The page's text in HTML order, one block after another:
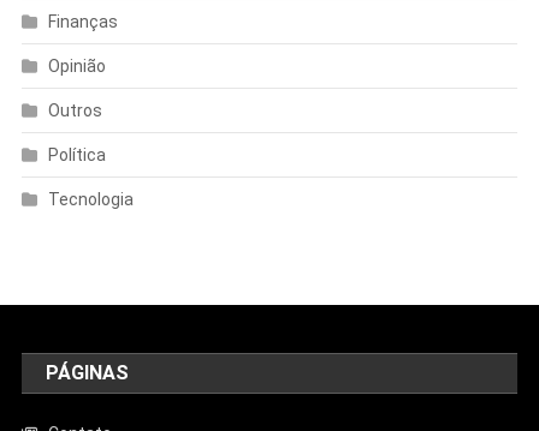
Finanças
Opinião
Outros
Política
Tecnologia
PÁGINAS